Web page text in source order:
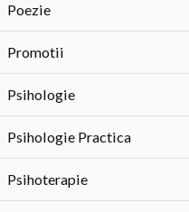
Poezie
Promotii
Psihologie
Psihologie Practica
Psihoterapie